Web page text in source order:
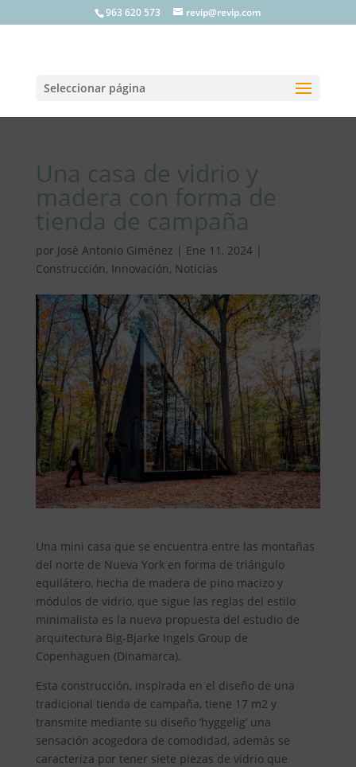
963 620 573 revip@revip.com
Seleccionar página
Una casa de vidrio y
madera con forma de
tienda de campaña
por José Antonio Giménez | Ene 11, 2024|
Construcción, Innovación, Noticias
Una mini casa que se encuentra entre las montañas
del norte de Nueva York en forma de triángulo
equilátero, hecha de madera de pino macizo y
módulos de vidrio, que sigue las reglas del estilo
minimalista es la nueva propuesta del estudio de
arquitectura Big-Bjarke Ingels Group de
Copenhaguen (Dinamarca).
Esta construcción, inspirada en el diseño de una
tradicional tienda de campaña, tiene 17 m2 y
transmite mediante su diseño ‘hyggelig’ una
sensación acogedora de comodidad, además se
caracteriza por tener siete piezas de vidrio que